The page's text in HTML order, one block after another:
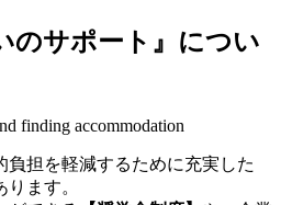
のサポート』につい
finding accommodation
担を軽減するために充実した
ります。